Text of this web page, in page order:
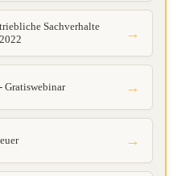
Sachverhalte
→
Gratiswebinar →
→